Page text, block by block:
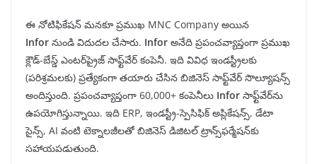
ఈ నోటిఫికేషన్ మనకూ ప్రముఖ MNC Company అయిన
Infor నుండి విదుదల చేసారు. Infor అనేది ప్రపంచవ్యాప్తంగా ప్రముఖ
క్లౌడ్-బేస్డ్ ఎంటర్‌ప్రైజ్ సాఫ్ట్‌వేర్ కంపెనీ. ఇది వివిధ ఇండస్ట్రీలకు
(పరిశ్రమలకు) ప్రత్యేకంగా తయారు చేసిన బిజినెస్ సాఫ్ట్‌వేర్ సొల్యూషన్స్
అందిస్తుంది. ప్రపంచవ్యాప్తంగా 60,000+ కంపెనీలు Infor సాఫ్ట్‌వేర్‌ను
ఉపయోగిస్తున్నాయి. ఇది ERP, ఇండస్ట్రీ-స్పెసిఫిక్ అప్లికేషన్స్, డేటా
సైన్స్, AI వంటి టెక్నాలజీలతో బిజినెస్ డిజిటల్ ట్రాన్స్‌ఫర్మేషన్‌కు
సహాయపడుతుంది.